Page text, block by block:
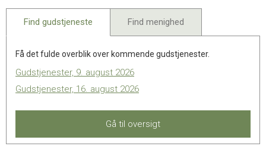
2025
Find gudstjeneste Find menighed
Få det fulde overblik over kommende gudstjenester.
Gudstjenester, 9. august 2026
Gudstjenester, 16. august 2026
Gå til oversigt